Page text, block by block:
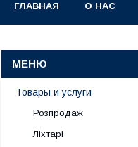
ГЛАВНАЯ О НАС
Товары и услуги
Розпродаж
Ліхтарі